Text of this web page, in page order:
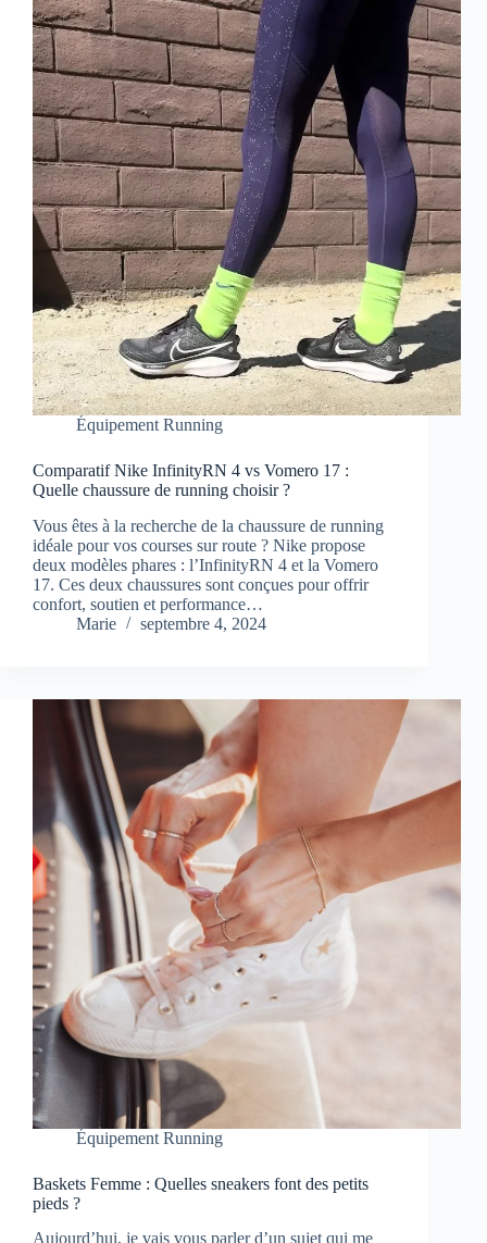
Équipement Running
Comparatif Nike InfinityRN 4 vs Vomero 17 :
Quelle chaussure de running choisir ?
Vous êtes à la recherche de la chaussure de running
idéale pour vos courses sur route ? Nike propose
deux modèles phares : l’InfinityRN 4 et la Vomero
17. Ces deux chaussures sont conçues pour offrir
confort, soutien et performance…
Marie
septembre 4, 2024
Équipement Running
Baskets Femme : Quelles sneakers font des petits
pieds ?
Aujourd’hui, je vais vous parler d’un sujet qui me